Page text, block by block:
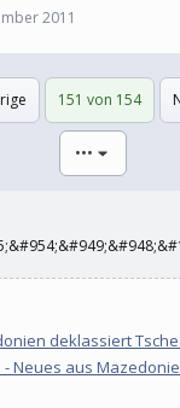
2011
151 von 154
•••
deklassiert
Neues aus